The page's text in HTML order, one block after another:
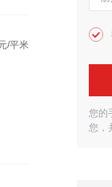
/平米
您的
您，